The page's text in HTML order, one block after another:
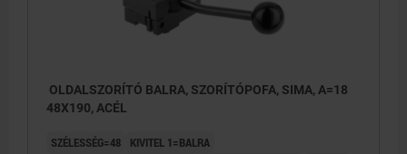
OLDALSZORÍTÓ BALRA, SZORÍTÓPOFA, SIMA, A=18
48X190, ACÉL
SZÉLESSÉG=48
KIVITEL 1=BALRA